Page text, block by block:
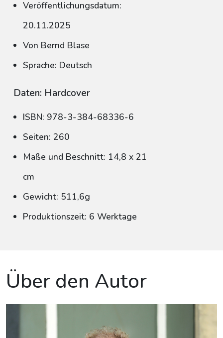
Veröffentlichungsdatum:
20.11.2025
Von Bernd Blase
Sprache: Deutsch
Daten: Hardcover
ISBN: 978-3-384-68336-6
Seiten: 260
Maße und Beschnitt: 14,8 x 21
cm
Gewicht: 511,6g
Produktionszeit: 6 Werktage
Über den Autor